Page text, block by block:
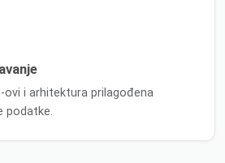
ovi i arhitektura prilagođena
podatke.